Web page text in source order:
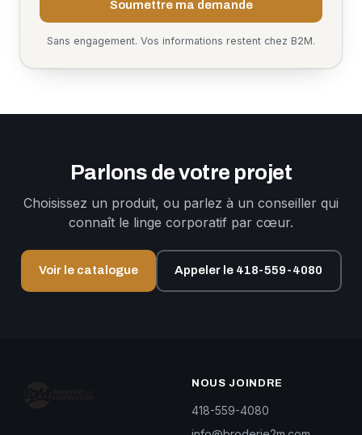
Soumettre ma demande
Sans engagement. Vos informations restent chez B2M.
Parlons de votre projet
Choisissez un produit, ou parlez à un conseiller qui
connaît le linge corporatif par cœur.
Voir le catalogue Appeler le 418-559-4080
NOUS JOINDRE
418-559-4080